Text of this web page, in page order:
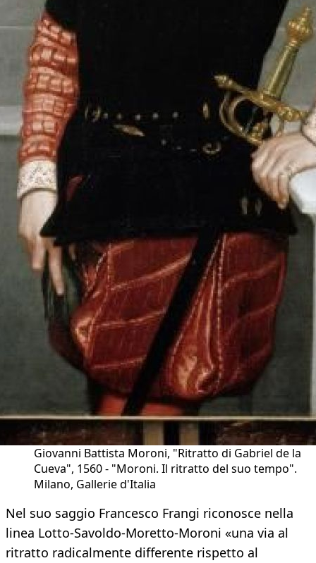
Giovanni Battista Moroni, "Ritratto di Gabriel de la
Cueva", 1560 - "Moroni. Il ritratto del suo tempo".
Milano, Gallerie d'Italia
Nel suo saggio Francesco Frangi riconosce nella
linea Lotto-Savoldo-Moretto-Moroni «una via al
ritratto radicalmente differente rispetto al